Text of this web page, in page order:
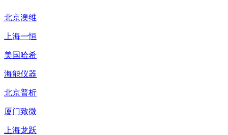
北京澳维
上海一恒
美国哈希
海能仪器
北京普析
厦门致微
上海龙跃